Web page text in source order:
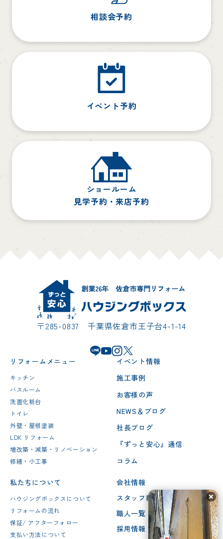
相談会予約
イベント予約
ショールーム
見学予約・来店予約
〒285-0837 千葉県佐倉市王子台4-1-14
リフォームメニュー
キッチン
バスルーム
洗面化粧台
トイレ
外壁・屋根塗装
LDK リフォーム
増改築・減築・リノベーション
修繕・小工事
イベント情報
施工事例
お客様の声
NEWS＆ブログ
社長ブログ
『ずっと安心』通信
コラム
私たちについて
ハウジングボックスについて
リフォームの流れ
保証/ アフターフォロー
支払い方法について
会社情報
スタッフ紹介
職人一覧
採用情報